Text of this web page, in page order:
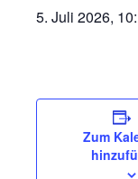
5. Juli 2026,
Zum